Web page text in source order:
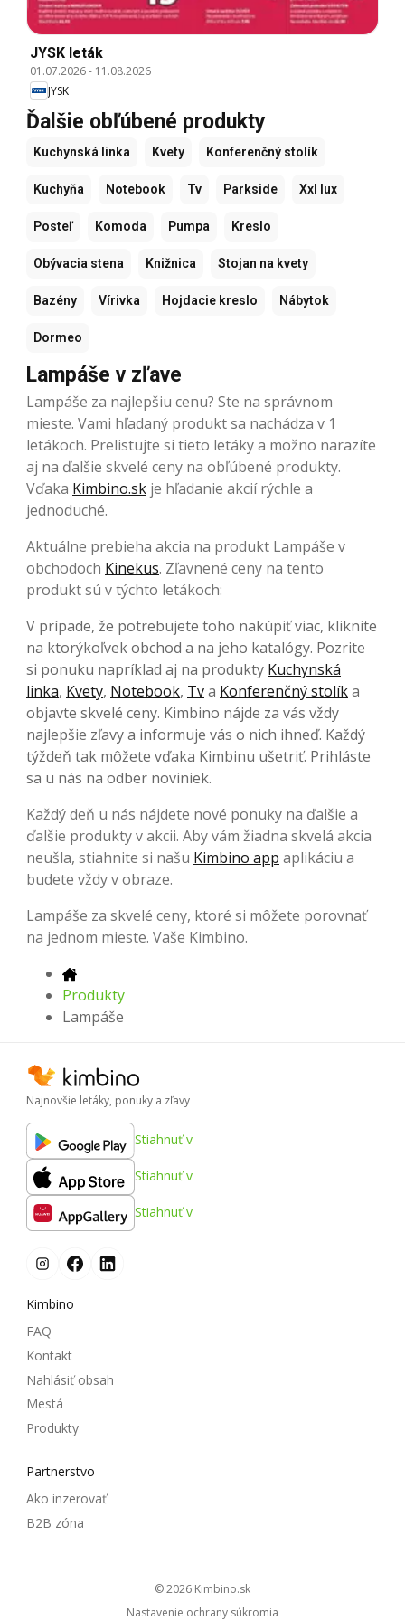
JYSK leták
01.07.2026- 11.08.2026
JYSK
Ďalšie obľúbené produkty
Kuchynská linka Kvety Konferenčný stolík
Kuchyňa Notebook Tv Parkside Xxl lux
Posteľ Komoda Pumpa Kreslo
Obývacia stena Knižnica Stojan na kvety
Bazény Vírivka Hojdacie kreslo Nábytok
Dormeo
Lampáše v zľave
Lampáše za najlepšiu cenu? Ste na správnom
mieste. Vami hľadaný produkt sa nachádza v 1
letákoch. Prelistujte si tieto letáky a možno narazíte
aj na ďalšie skvelé ceny na obľúbené produkty.
Vďaka Kimbino.sk je hľadanie akcií rýchle a
jednoduché.
Aktuálne prebieha akcia na produkt Lampáše v
obchodoch Kinekus. Zľavnené ceny na tento
produkt sú v týchto letákoch:
V prípade, že potrebujete toho nakúpiť viac, kliknite
na ktorýkoľvek obchod a na jeho katalógy. Pozrite
si ponuku napríklad aj na produkty Kuchynská
linka, Kvety, Notebook, Tva Konferenčný stolíka
objavte skvelé ceny. Kimbino nájde za vás vždy
najlepšie zľavy a informuje vás o nich ihneď. Každý
týždeň tak môžete vďaka Kimbinu ušetriť. Prihláste
sa u nás na odber noviniek.
Každý deň u nás nájdete nové ponuky na ďalšie a
ďalšie produkty v akcii. Aby vám žiadna skvelá akcia
neušla, stiahnite si našu Kimbino app aplikáciu a
budete vždy v obraze.
Lampáše za skvelé ceny, ktoré si môžete porovnať
na jednom mieste. Vaše Kimbino.
Produkty
Lampáše
Najnovšie letáky, ponuky a zľavy
Stiahnuť v
Stiahnuť v
Stiahnuť v
Kimbino
FAQ
Kontakt
Nahlásiť obsah
Mestá
Produkty
Partnerstvo
Ako inzerovať
B2B zóna
© 2026
kimbino.sk
Nastavenie ochrany súkromia